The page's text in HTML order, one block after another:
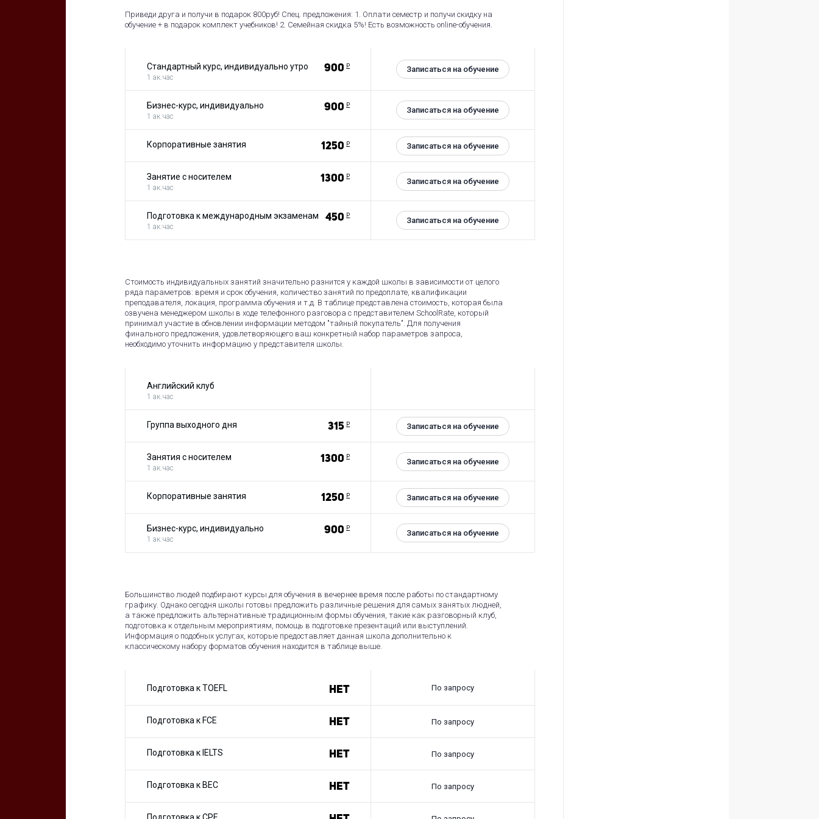
Приведи друга и получи в подарок 800руб! Спец. предложения: 1. Оплати семестр и получи скидку на
обучение + в подарок комплект учебников! 2. Семейная скидка 5%! Есть возможность online-обучения.
Стандартный курс, индивидуально утро
1 ак.час
900 Р Записаться на обучение
Бизнес-курс, индивидуально
1 ак.час
900 Р
Записаться на обучение
Корпоративные занятия 1250 Р Записаться на обучение
Занятие с носителем
1 ак.час
1300 Р
Записаться на обучение
Подготовка к международным экзаменам
1 ак.час
450 Р
Записаться на обучение
Стоимость индивидуальных занятий значительно разнится у каждой школы в зависимости от целого
ряда параметров: время и срок обучения, количество занятий по предоплате, квалификации
преподавателя, локация, программа обучения и т.д. В таблице представлена стоимость, которая была
озвучена менеджером школы в ходе телефонного разговора с представителем SchoolRate, который
принимал участие в обновлении информации методом "тайный покупатель". Для получения
финального предложения, удовлетворяющего ваш конкретный набор параметров запроса,
необходимо уточнить информацию у представителя школы.
Английский клуб
1 ак.час
Группа выходного дня 315 Р Записаться на обучение
Занятия с носителем
1 ак.час
1300 Р
Записаться на обучение
Корпоративные занятия 1250 Р Записаться на обучение
Бизнес-курс, индивидуально
1 ак.час
900 Р
Записаться на обучение
Большинство людей подбирают курсы для обучения в вечернее время после работы по стандартному
графику. Однако сегодня школы готовы предложить различные решения для самых занятых людней,
а также предложить альтернативные традиционным формы обучения, такие как разговорный клуб,
подготовка к отдельным мероприятиям, помощь в подготовке презентаций или выступлений.
Информация о подобных услугах, которые предоставляет данная школа дополнительно к
классическому набору форматов обучения находится в таблице выше.
Подготовка к TOEFL Нет По запросу
Подготовка к FCE Нет По запросу
Подготовка к IELTS Нет По запросу
Подготовка к BEC Нет По запросу